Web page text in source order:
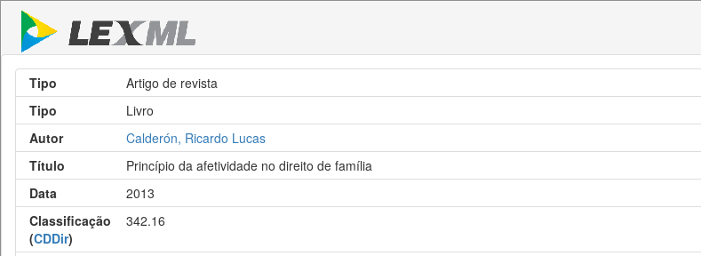
Tipo
Artigo de revista
Tipo
Livro
Autor
Calderón, Ricardo Lucas
Título
Princípio da afetividade no direito de família
Data
2013
Classificação
(CDDir)
342.16